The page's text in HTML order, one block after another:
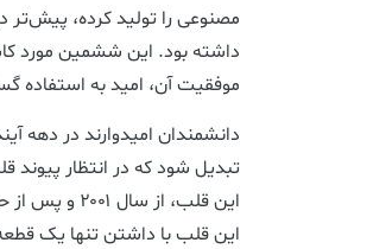
داشته بود. این ششمین مورد
موفقیت آن، امید به استفاده
دانشمندان امیدوارند در دهه
تبدیل شود که در انتظار
این قلب،
این قلب با داشتن تنها یک